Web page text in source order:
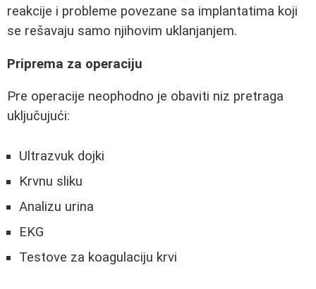
reakcije i probleme povezane sa implantatima koji
se rešavaju samo njihovim uklanjanjem.
Priprema za operaciju
Pre operacije neophodno je obaviti niz pretraga
uključujući:
Ultrazvuk dojki
Krvnu sliku
Analizu urina
EKG
Testove za koagulaciju krvi